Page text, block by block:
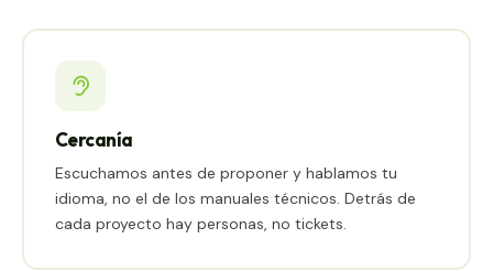
Cercanía
Escuchamos antes de proponer y hablamos tu
idioma, no el de los manuales técnicos. Detrás de
cada proyecto hay personas, no tickets.